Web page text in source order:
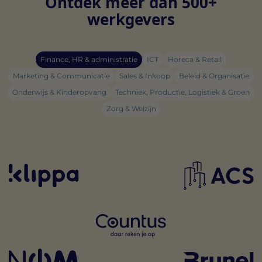
werkgevers
Finance, HR & administratie ICT
Horeca & Retail
Marketing & Communicatie
Sales & Inkoop
Beleid & Organisatie
Onderwijs & Kinderopvang
Techniek, Productie, Logistiek & Groen
Zorg & Welzijn